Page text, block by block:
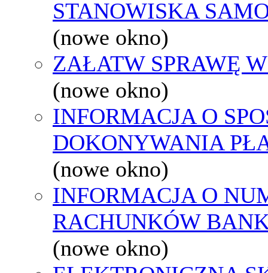
STANOWISKA
(nowe okno)
ZAŁATW SPRAWĘ
(nowe okno)
INFORMACJA O
DOKONYWANIA
(nowe okno)
INFORMACJA O
RACHUNKÓW
(nowe okno)